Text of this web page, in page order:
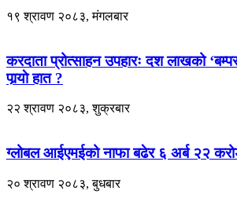
१९ श्रावण २०८३, मंगलबार
करदाता प्रोत्साहन उपहारः दश लाखको
पार्‍याे हात ?
२२ श्रावण २०८३, शुक्रबार
ग्लोबल आईएमईको नाफा बढेर ६ अर्ब २२
२० श्रावण २०८३, बुधबार